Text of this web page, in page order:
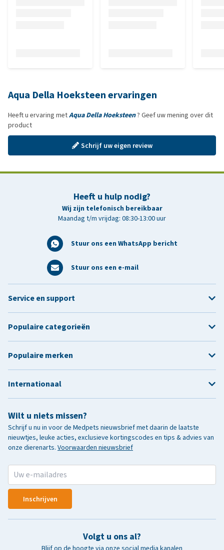
Aqua Della Hoeksteen ervaringen
Heeft u ervaring metAqua Della Hoeksteen? Geef uw mening over dit
product
Schrijf uw eigen review
Heeft u hulp nodig?
Wij zijn telefonisch bereikbaar
Maandag t/m vrijdag: 08:30-13:00 uur
Stuur ons een WhatsApp bericht
Stuur ons een e-mail
Wilt u niets missen?
Schrijf u nu in voor de Medpets nieuwsbrief met daarin de laatste
nieuwtjes, leuke acties, exclusieve kortingscodes en tips & advies van
onze dierenarts. Voorwaarden nieuwsbrief
Inschrijven
Volgt u ons al?
Service en support
Populaire categorieën
Populaire merken
Internationaal